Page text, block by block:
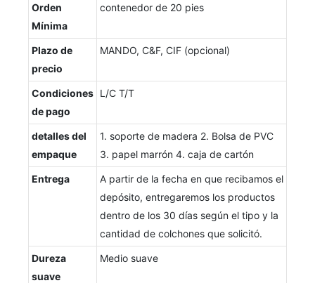
Orden
Mínima
contenedor de 20 pies
Plazo de
precio
MANDO, C&F, CIF (opcional)
Condiciones
de pago
L/C T/T
detalles del
empaque
1. soporte de madera 2. Bolsa de PVC
3. papel marrón 4. caja de cartón
Entrega
A partir de la fecha en que recibamos el
depósito, entregaremos los productos
dentro de los 30 días según el tipo y la
cantidad de colchones que solicitó.
Dureza
suave
Medio suave